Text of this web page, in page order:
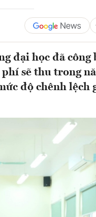
đại học đã công
sẽ thu trong
độ chênh lệch